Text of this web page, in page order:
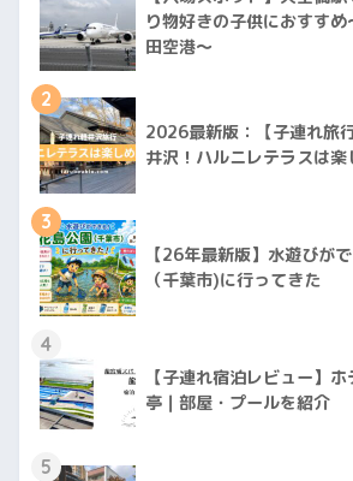
り物好きの子供におすす
田空港〜
2
2026最新版：【子連れ旅
井沢！ハルニレテラスは楽
3
【26年最新版】水遊びが
（千葉市)に行ってきた
4
【子連れ宿泊レビュー】
亭｜部屋・プールを紹介
5